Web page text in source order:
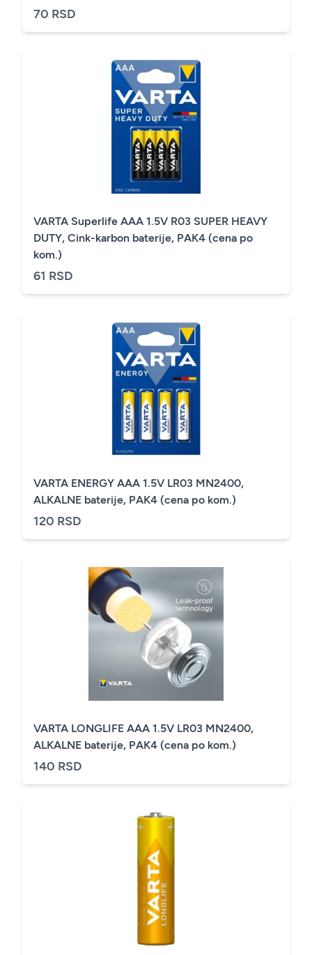
70 RSD
VARTA Superlife AAA 1.5V R03 SUPER HEAVY
DUTY, Cink-karbon baterije, PAK4 (cena po
kom.)
61 RSD
VARTA ENERGY AAA 1.5V LR03 MN2400,
ALKALNE baterije, PAK4 (cena po kom.)
120 RSD
VARTA LONGLIFE AAA 1.5V LR03 MN2400,
ALKALNE baterije, PAK4 (cena po kom.)
140 RSD